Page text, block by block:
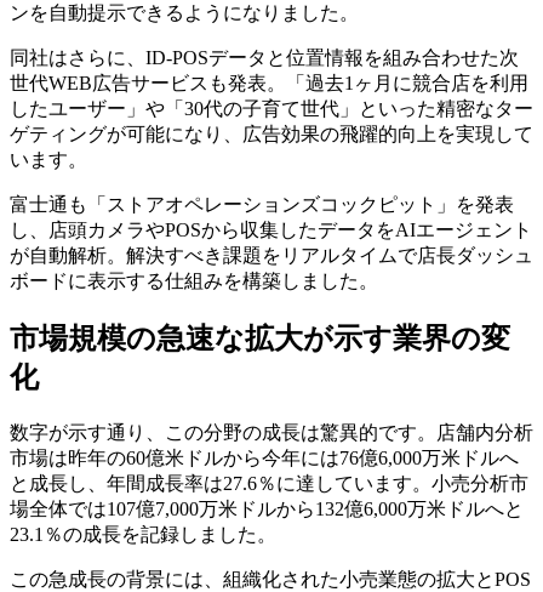
ンを自動提示できるようになりました。
同社はさらに、ID-POSデータと位置情報を組み合わせた次
世代WEB広告サービスも発表。「過去1ヶ月に競合店を利用
したユーザー」や「30代の子育て世代」といった精密なター
ゲティングが可能になり、広告効果の飛躍的向上を実現して
います。
富士通も「ストアオペレーションズコックピット」を発表
し、店頭カメラやPOSから収集したデータをAIエージェント
が自動解析。解決すべき課題をリアルタイムで店長ダッシュ
ボードに表示する仕組みを構築しました。
市場規模の急速な拡大が示す業界の変
化
数字が示す通り、この分野の成長は驚異的です。店舗内分析
市場は昨年の60億米ドルから今年には76億6,000万米ドルへ
と成長し、年間成長率は27.6％に達しています。小売分析市
場全体では107億7,000万米ドルから132億6,000万米ドルへと
23.1％の成長を記録しました。
この急成長の背景には、組織化された小売業態の拡大とPOS